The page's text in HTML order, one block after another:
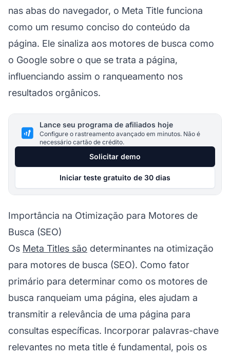
nas abas do navegador, o Meta Title funciona
como um resumo conciso do conteúdo da
página. Ele sinaliza aos motores de busca como
o Google sobre o que se trata a página,
influenciando assim o ranqueamento nos
resultados orgânicos.
Lance seu programa de afiliados hoje
Configure o rastreamento avançado em minutos. Não é
necessário cartão de crédito.
Solicitar demo
Iniciar teste gratuito de 30 dias
Importância na Otimização para Motores de
Busca (SEO)
Os Meta Titles são determinantes na otimização
para motores de busca (SEO). Como fator
primário para determinar como os motores de
busca ranqueiam uma página, eles ajudam a
transmitir a relevância de uma página para
consultas específicas. Incorporar palavras-chave
relevantes no meta title é fundamental, pois os